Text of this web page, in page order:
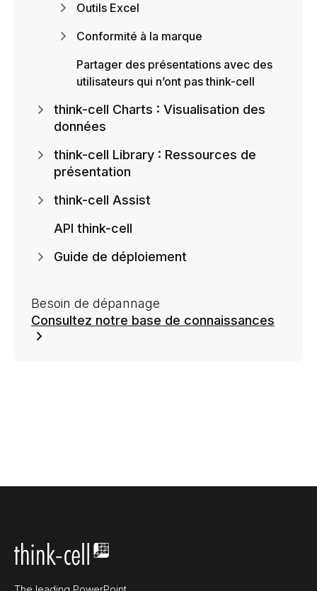
Outils Excel
Conformité à la marque
Partager des présentations avec des
utilisateurs qui n’ont pas think-cell
think-cell Charts : Visualisation des
données
think-cell Library : Ressources de
présentation
think-cell Assist
API think-cell
Guide de déploiement
Besoin de dépannage
Consultez notre base de connaissances